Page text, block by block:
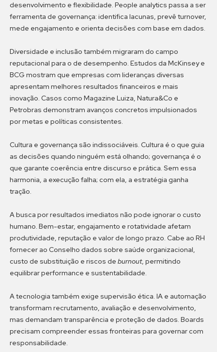
desenvolvimento e flexibilidade. People analytics passa a ser
ferramenta de governança: identifica lacunas, prevê turnover,
mede engajamento e orienta decisões com base em dados.
Diversidade e inclusão também migraram do campo
reputacional para o de desempenho. Estudos da McKinsey e
BCG mostram que empresas com lideranças diversas
apresentam melhores resultados financeiros e mais
inovação. Casos como Magazine Luiza, Natura&Co e
Petrobras demonstram avanços concretos impulsionados
por metas e políticas consistentes.
Cultura e governança são indissociáveis. Cultura é o que guia
as decisões quando ninguém está olhando; governança é o
que garante coerência entre discurso e prática. Sem essa
harmonia, a execução falha; com ela, a estratégia ganha
tração.
A busca por resultados imediatos não pode ignorar o custo
humano. Bem-estar, engajamento e rotatividade afetam
produtividade, reputação e valor de longo prazo. Cabe ao RH
fornecer ao Conselho dados sobre saúde organizacional,
custo de substituição e riscos de burnout, permitindo
equilibrar performance e sustentabilidade.
A tecnologia também exige supervisão ética. IA e automação
transformam recrutamento, avaliação e desenvolvimento,
mas demandam transparência e proteção de dados. Boards
precisam compreender essas fronteiras para governar com
responsabilidade.